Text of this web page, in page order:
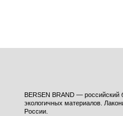
BERSEN BRAND — российский
экологичных материалов.
России.